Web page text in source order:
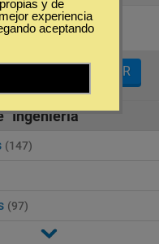
FILTRAR
"Ingeniería"
(147)
(97)
y de
experiencia
aceptando